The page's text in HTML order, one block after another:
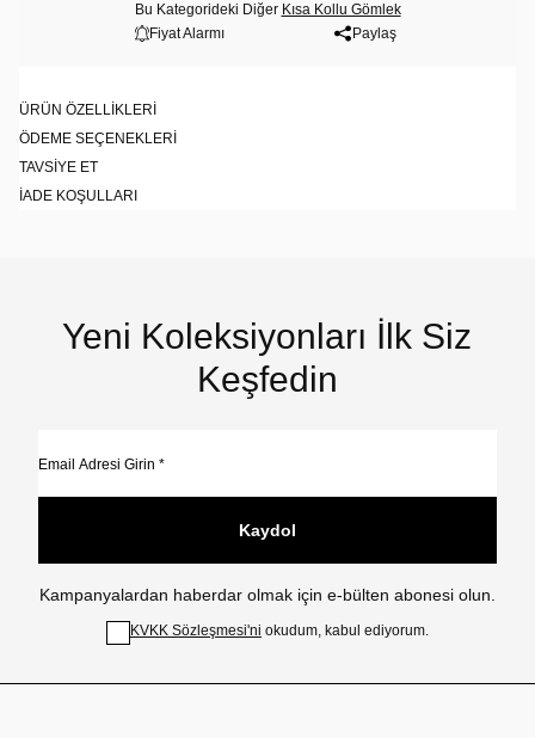
Bu Kategorideki Diğer Kısa Kollu Gömlek
Fiyat Alarmı
Paylaş
ÜRÜN ÖZELLIKLERI
ÖDEME SEÇENEKLERI
TAVSIYE ET
İADE KOŞULLARI
Yeni Koleksiyonları İlk Siz
Keşfedin
Kaydol
Kampanyalardan haberdar olmak için e-bülten abonesi olun.
KVKK Sözleşmesi'ni okudum, kabul ediyorum.